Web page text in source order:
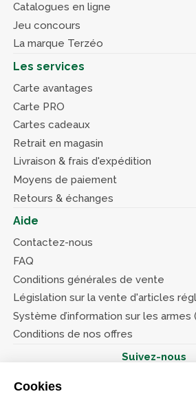
Cookies
Catalogues en ligne
Jeu concours
La marque Terzéo
Les services
Carte avantages
Carte PRO
Cartes cadeaux
Retrait en magasin
Livraison & frais d'expédition
Moyens de paiement
Retours & échanges
Aide
Contactez-nous
FAQ
Conditions générales de vente
Législation sur la vente d'articles
Système d’information sur les armes
Conditions de nos offres
Suivez-nous